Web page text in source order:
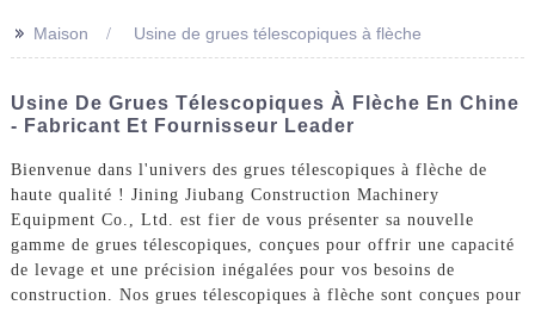
>> Maison Usine de grues télescopiques à flèche
Usine De Grues Télescopiques À Flèche En Chine
- Fabricant Et Fournisseur Leader
Bienvenue dans l'univers des grues télescopiques à flèche de
haute qualité ! Jining Jiubang Construction Machinery
Equipment Co., Ltd. est fier de vous présenter sa nouvelle
gamme de grues télescopiques, conçues pour offrir une capacité
de levage et une précision inégalées pour vos besoins de
construction. Nos grues télescopiques à flèche sont conçues pour